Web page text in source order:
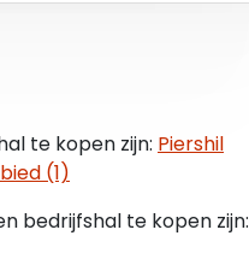
te kopen zijn: Piershil
(1)
bedrijfshal te kopen zijn: